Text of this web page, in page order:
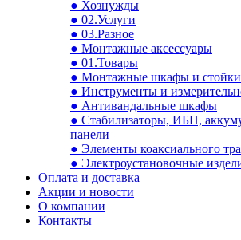
● Хознужды
● 02.Услуги
● 03.Разное
● Монтажные аксессуары
● 01.Товары
● Монтажные шкафы и
● Инструменты и
● Антивандальные шкафы
● Стабилизаторы, ИБП,
панели
● Элементы коаксиального
● Электроустановочные
Оплата и доставка
Акции и новости
О компании
Контакты